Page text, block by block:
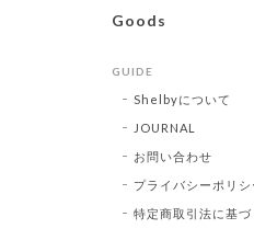
Goods
GUIDE
Shelbyについて
JOURNAL
お問い合わせ
プライバシーポリシ
特定商取引法に基づ